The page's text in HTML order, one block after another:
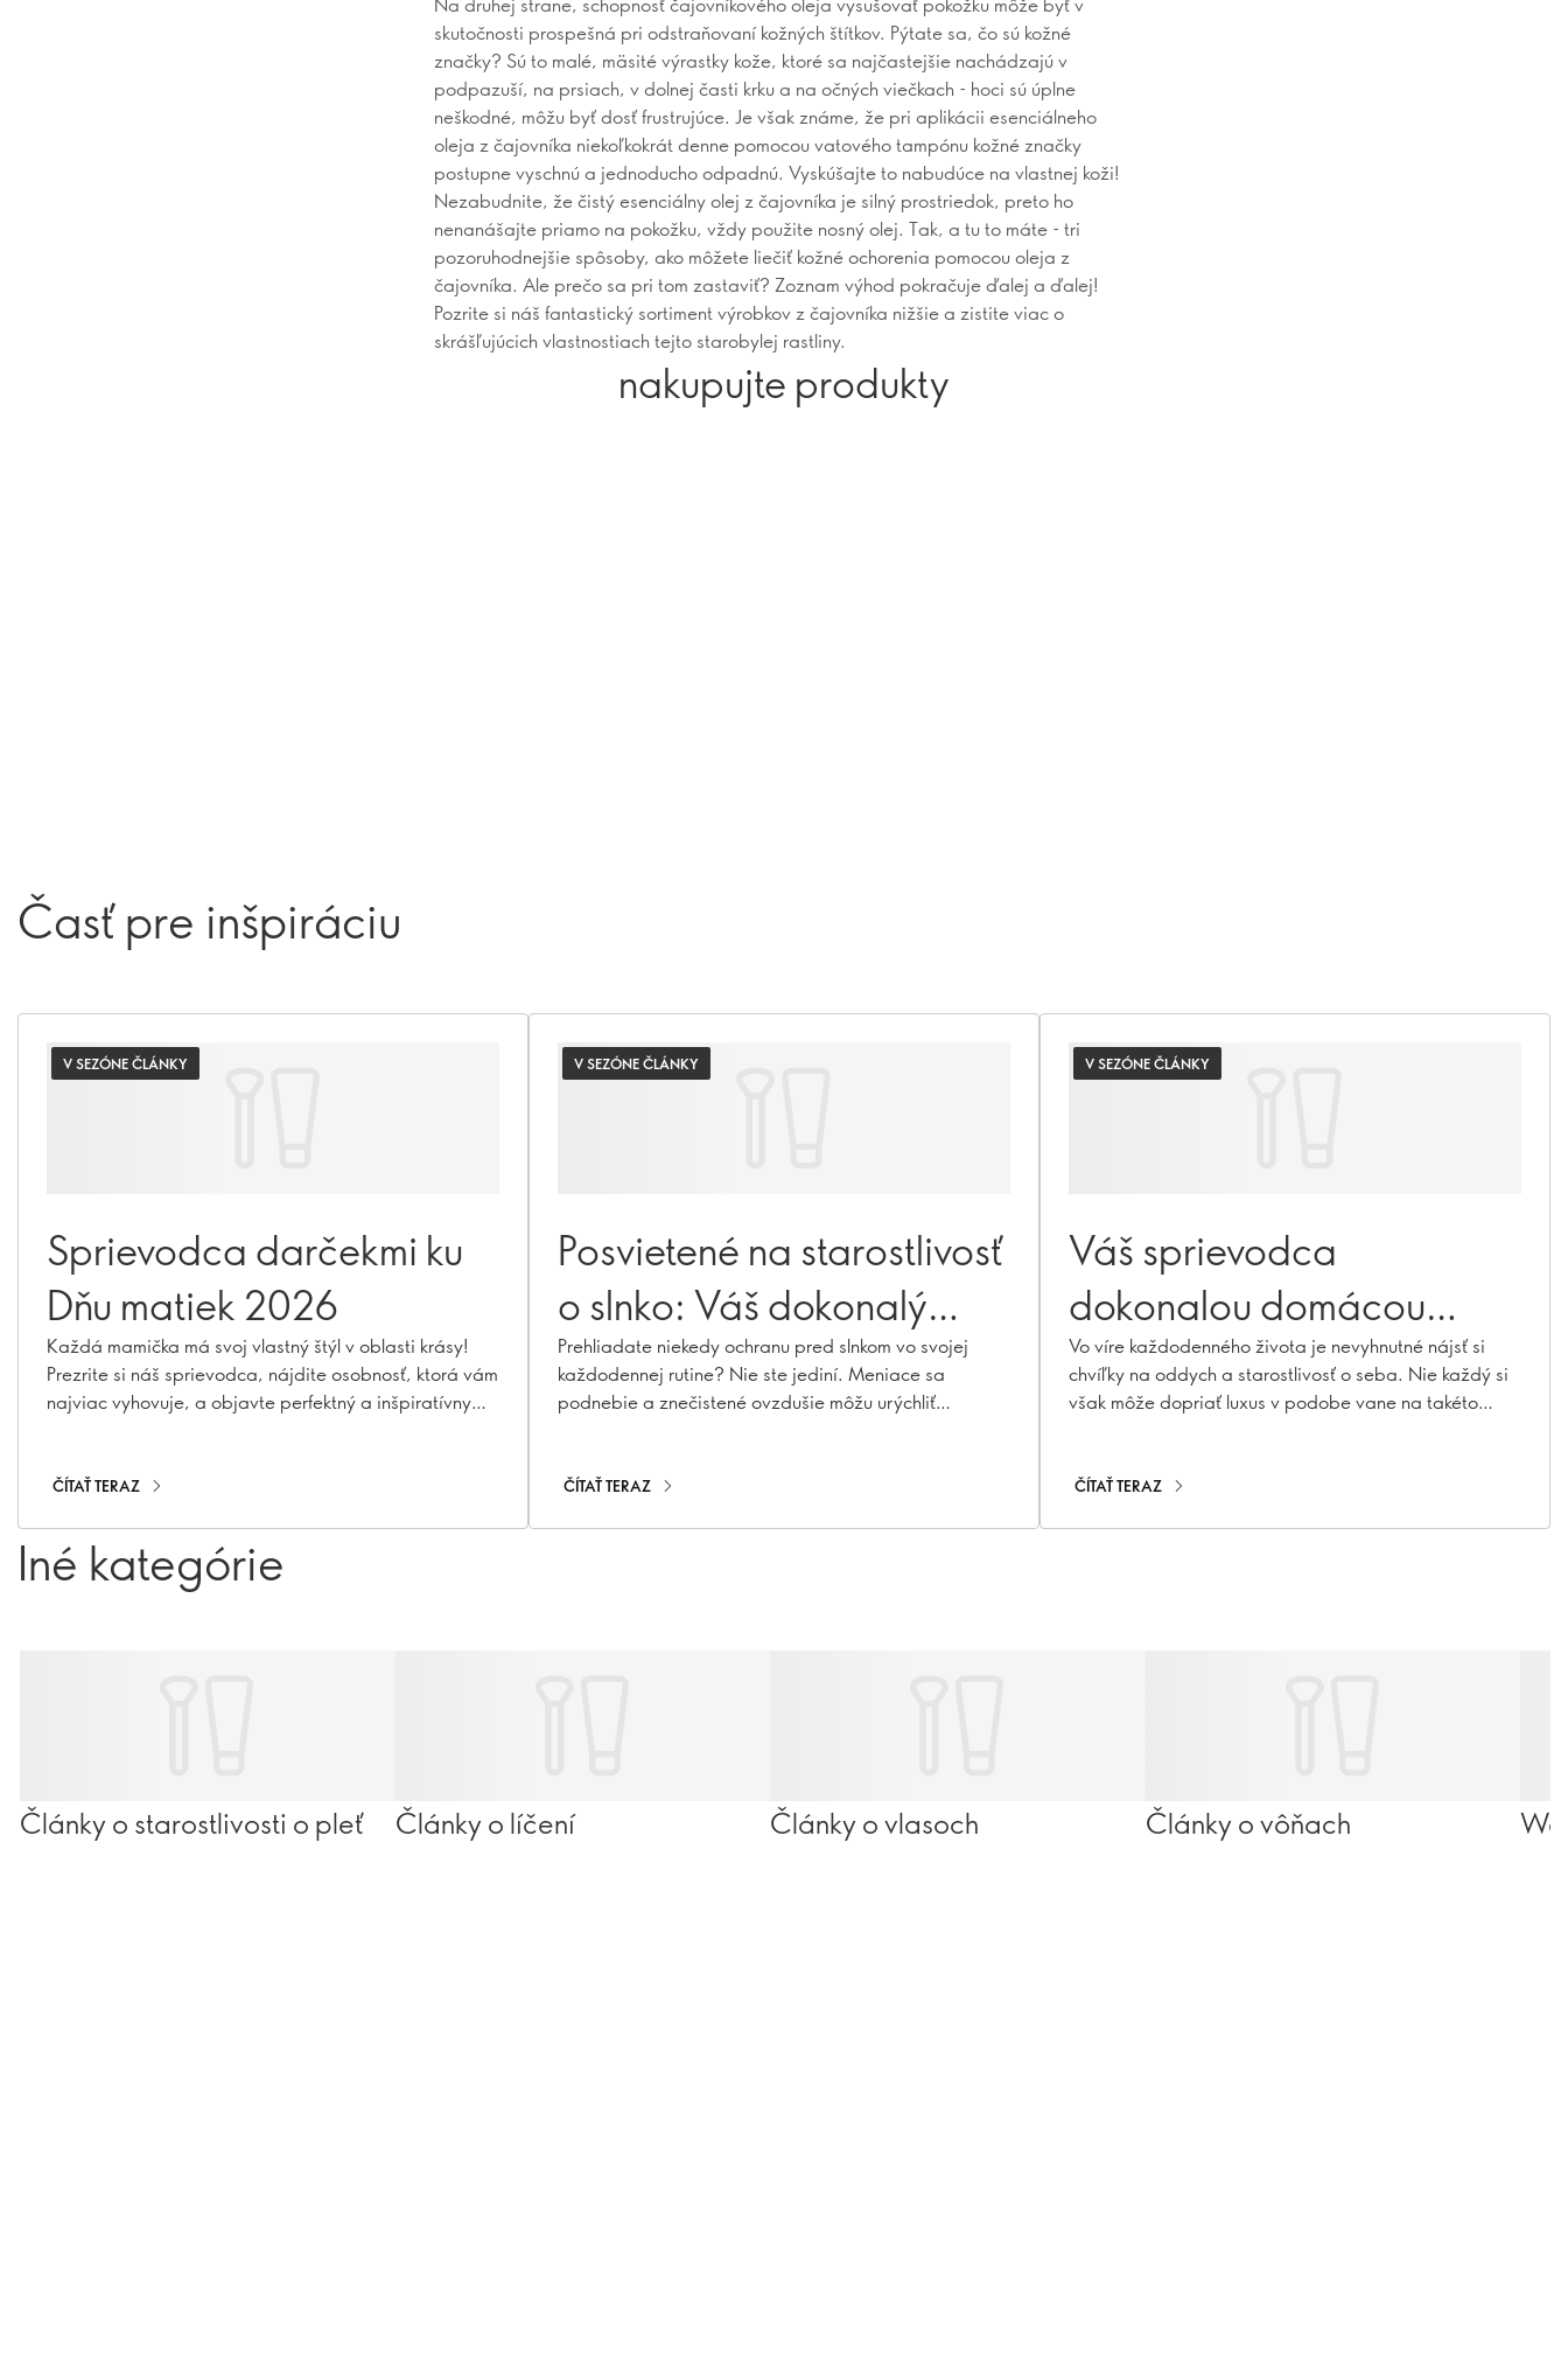
skutočnosti prospešná pri odstraňovaní kožných štítkov. Pýtate sa, čo sú kožné
značky? Sú to malé, mäsité výrastky kože, ktoré sa najčastejšie nachádzajú v
podpazuší, na prsiach, v dolnej časti krku a na očných viečkach - hoci sú úplne
neškodné, môžu byť dosť frustrujúce. Je však známe, že pri aplikácii esenciálneho
oleja z čajovníka niekoľkokrát denne pomocou vatového tampónu kožné značky
postupne vyschnú a jednoducho odpadnú. Vyskúšajte to nabudúce na vlastnej koži!
Nezabudnite, že čistý esenciálny olej z čajovníka je silný prostriedok, preto ho
nenanášajte priamo na pokožku, vždy použite nosný olej. Tak, a tu to máte - tri
pozoruhodnejšie spôsoby, ako môžete liečiť kožné ochorenia pomocou oleja z
čajovníka. Ale prečo sa pri tom zastaviť? Zoznam výhod pokračuje ďalej a ďalej!
Pozrite si náš fantastický sortiment výrobkov z čajovníka nižšie a zistite viac o
skrášľujúcich vlastnostiach tejto starobylej rastliny.
nakupujte produkty
Časť pre inšpiráciu
V SEZÓNE ČLÁNKY
Sprievodca darčekmi ku
Dňu matiek 2026
Každá mamička má svoj vlastný štýl v oblasti krásy!
Prezrite si náš sprievodca, nájdite osobnosť, ktorá vám
najviac vyhovuje, a objavte perfektný a inšpiratívny
ČÍTAŤ TERAZ
V SEZÓNE ČLÁNKY
Posvietené na starostlivosť
o slnko: Váš dokonalý
sprievodca ochranou
pred slnkom
Prehliadate niekedy ochranu pred slnkom vo svojej
každodennej rutine? Nie ste jediní. Meniace sa
podnebie a znečistené ovzdušie môžu urýchliť
základných prípravkov na ochranu pred slnkom vrátane
ČÍTAŤ TERAZ
V SEZÓNE ČLÁNKY
Váš sprievodca
dokonalou domácou
sprchou
Vo víre každodenného života je nevyhnutné nájsť si
chvíľky na oddych a starostlivosť o seba. Nie každý si
však môže dopriať luxus v podobe vane na takéto
zážitok podobný kúpeľom. Vitajte v rituálnom
ČÍTAŤ TERAZ
Iné kategórie
Články o starostlivosti o pleť Články o líčení Články o vlasoch Články o vôňach